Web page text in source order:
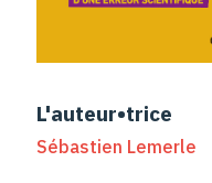
L'auteur•trice
Sébastien Lemerle